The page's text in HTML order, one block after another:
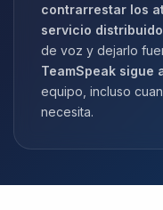
contrarrestar los
servicio distribuido
de voz y dejarlo
TeamSpeak sigue
equipo, incluso
necesita.